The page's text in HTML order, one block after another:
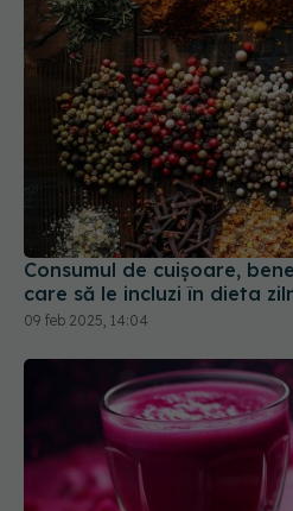
Consumul de cuișoare,
care să le incluzi în dieta
09 feb 2025, 14:04